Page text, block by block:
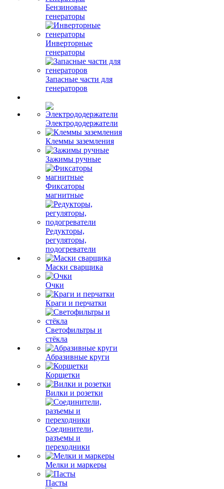
Бензиновые
генераторы
Инверторные
генераторы
Запасные части для
генераторов
Электрододержатели
Клеммы заземления
Зажимы ручные
Фиксаторы
магнитные
Редукторы,
регуляторы,
подогреватели
Маски сварщика
Очки
Краги и перчатки
Светофильтры и
стёкла
Абразивные круги
Корщетки
Вилки и розетки
Соединители,
разъемы и
переходники
Мелки и маркеры
Пасты